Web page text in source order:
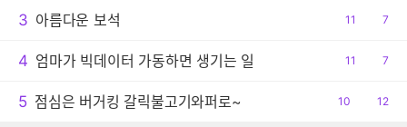
3 아름다운 보석
공
11
댓
7
4 엄마가 빅데이터 가동하면 생기는 일
공
11
댓
7
5 점심은 버거킹 갈릭불고기와퍼로~
공
10
댓
12